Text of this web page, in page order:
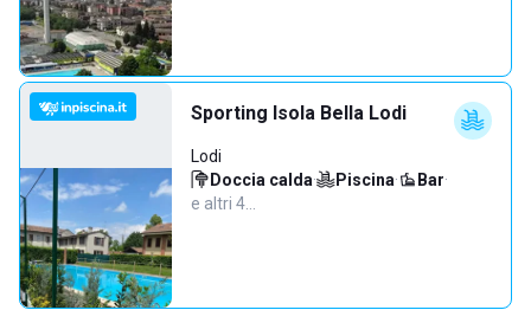
Sporting Isola Bella Lodi
Lodi
Doccia calda· Piscina· Bar·
e altri 4…